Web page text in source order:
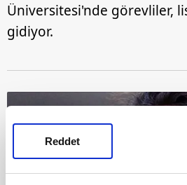
Reddet
Üniversitesi'nde görevliler,
gidiyor.